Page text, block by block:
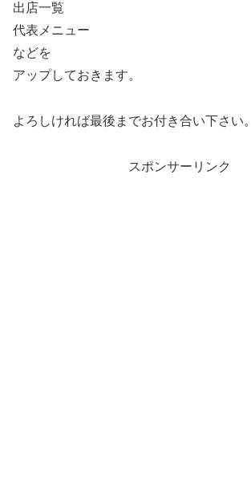
出店一覧
代表メニュー
などを
アップしておきます。
よろしければ最後までお付き合い下さい。
スポンサーリンク